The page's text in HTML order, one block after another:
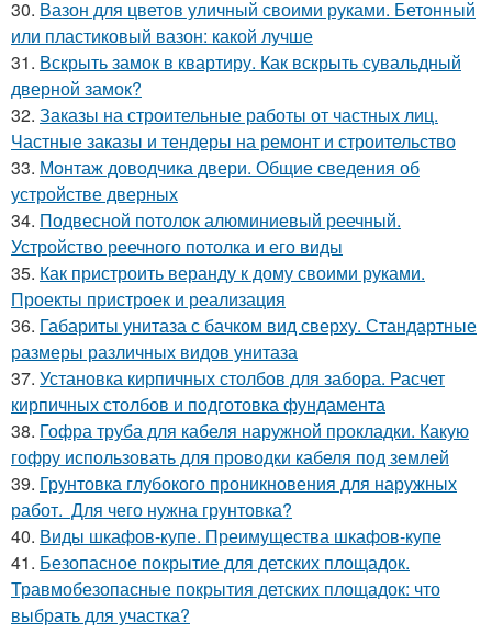
30. Вазон для цветов уличный своими руками. Бетонный
или пластиковый вазон: какой лучше
31. Вскрыть замок в квартиру. Как вскрыть сувальдный
дверной замок?
32. Заказы на строительные работы от частных лиц.
Частные заказы и тендеры на ремонт и строительство
33. Монтаж доводчика двери. Общие сведения об
устройстве дверных
34. Подвесной потолок алюминиевый реечный.
Устройство реечного потолка и его виды
35. Как пристроить веранду к дому своими руками.
Проекты пристроек и реализация
36. Габариты унитаза с бачком вид сверху. Стандартные
размеры различных видов унитаза
37. Установка кирпичных столбов для забора. Расчет
кирпичных столбов и подготовка фундамента
38. Гофра труба для кабеля наружной прокладки. Какую
гофру использовать для проводки кабеля под землей
39. Грунтовка глубокого проникновения для наружных
работ. Для чего нужна грунтовка?
40. Виды шкафов-купе. Преимущества шкафов-купе
41. Безопасное покрытие для детских площадок.
Травмобезопасные покрытия детских площадок: что
выбрать для участка?